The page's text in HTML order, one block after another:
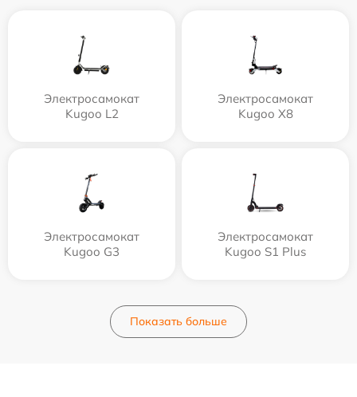
Электросамокат
Kugoo L2
Электросамокат
Kugoo X8
Электросамокат
Kugoo G3
Электросамокат
Kugoo S1 Plus
Показать больше